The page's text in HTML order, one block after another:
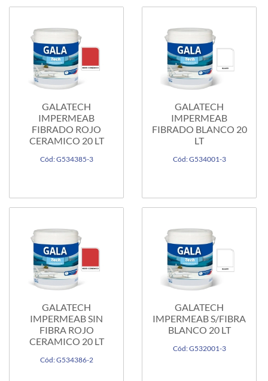
GALATECH
IMPERMEAB
FIBRADO ROJO
CERAMICO 20 LT
Cód: G534385-3
GALATECH
IMPERMEAB
FIBRADO BLANCO 20
LT
Cód: G534001-3
GALATECH
IMPERMEAB SIN
FIBRA ROJO
CERAMICO 20 LT
Cód: G534386-2
GALATECH
IMPERMEAB S/FIBRA
BLANCO 20 LT
Cód: G532001-3